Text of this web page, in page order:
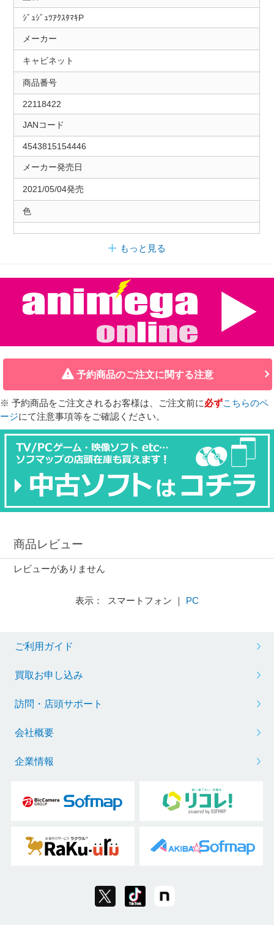
ｼﾞｭｼﾞｭﾂｱｸｽﾀﾏｷP
メーカー
キャビネット
商品番号
22118422
JANコード
4543815154446
メーカー発売日
2021/05/04発売
色
もっと見る
予約商品のご注文に関する注意
※ 予約商品をご注文されるお客様は、ご注文前に必ずこちらのペ
ージにて注意事項等をご確認ください。
商品レビュー
レビューがありません
表示： スマートフォン ｜ PC
ご利用ガイド
買取お申し込み
訪問・店頭サポート
会社概要
企業情報